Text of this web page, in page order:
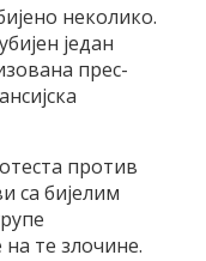
неколико.
један
прес-
против
са бијелим
на те злочине.